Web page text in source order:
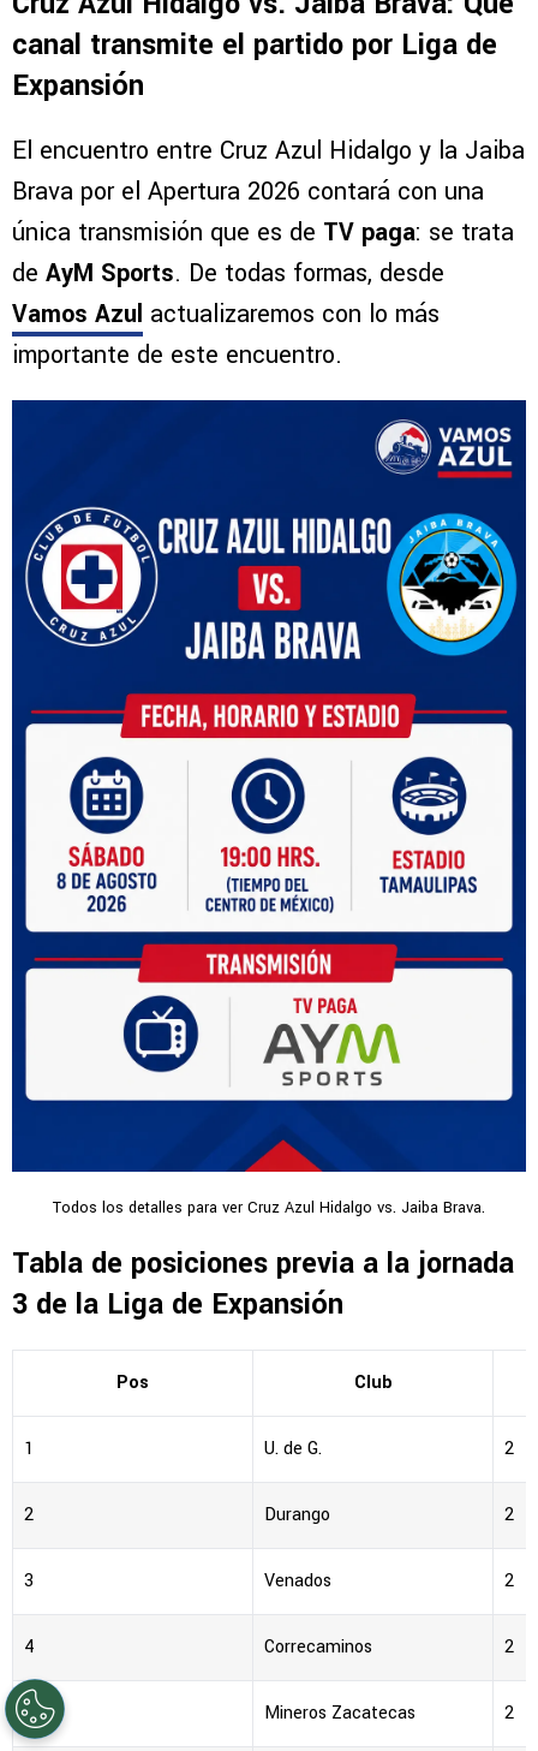
canal transmite el partido por Liga de
Expansión
El encuentro entre Cruz Azul Hidalgo y la Jaiba
Brava por el Apertura 2026 contará con una
única transmisión que es de TV paga: se trata
de AyM Sports. De todas formas, desde
Vamos Azul actualizaremos con lo más
importante de este encuentro.
Todos los detalles para ver Cruz Azul Hidalgo vs. Jaiba Brava.
Tabla de posiciones previa a la jornada
3 de la Liga de Expansión
Pos Club
1 U. de G. 2
2 Durango 2
3 Venados 2
4 Correcaminos 2
5 Mineros Zacatecas 2